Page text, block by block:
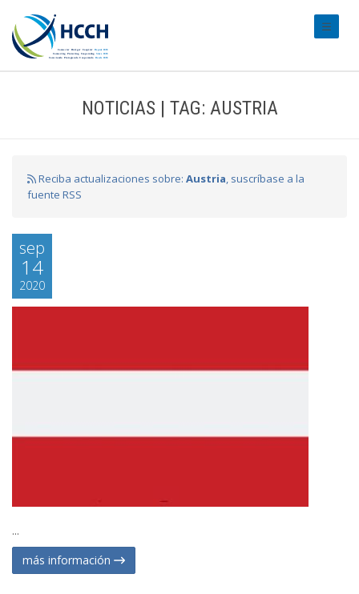
NOTICIAS | TAG: AUSTRIA
Reciba actualizaciones sobre:Austria, suscríbase a la
fuente RSS
sep
14
2020
...
más información